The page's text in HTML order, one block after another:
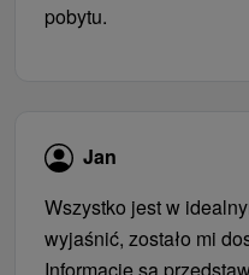
pobytu.
Jan
Wszystko jest w
wyjaśnić, zostało mi